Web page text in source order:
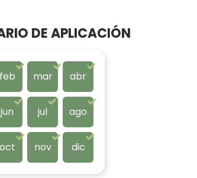
DE APLICACIÓN
feb mar abr
jun jul ago
oct nov dic